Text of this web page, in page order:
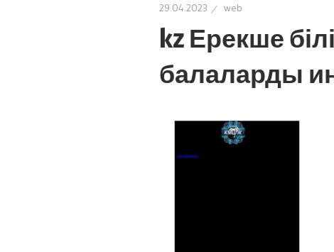
29.04.2023 web
kz Ерекше
балаларды